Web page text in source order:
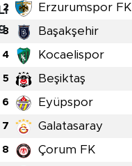
2 Erzurumspor FK
3 Başakşehir
4 Kocaelispor
5 Beşiktaş
6 Eyüpspor
7 Galatasaray
8 Çorum FK